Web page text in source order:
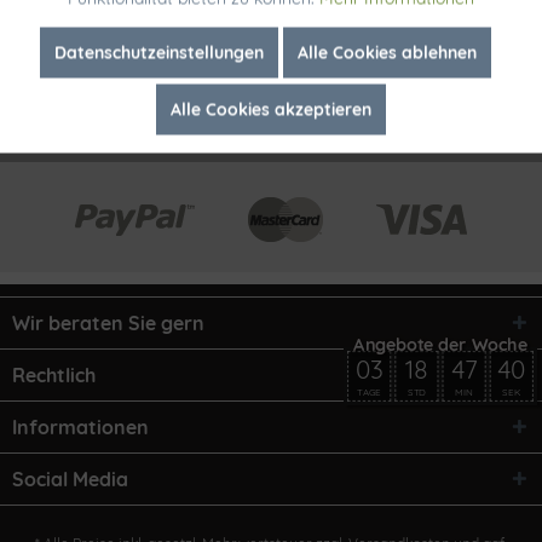
Wir beraten Sie gern
Rechtlich
Informationen
Social Media
Marketing Inaktiv
Datenschutzeinstellungen Alle Cookies ablehnen
Alle Cookies akzeptieren
03
TAGE
18
STD
47
MIN
40
SEK